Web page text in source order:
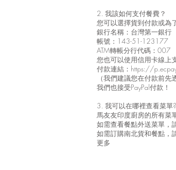
2. 我該如何支付餐費？
您可以選擇貨到付款或為
銀行名稱：台灣第一銀行
帳號：143-51-123177
ATM轉帳分行代碼：007
您也可以使用信用卡線上
付款連結： https://
（我們建議您在付款前
我們也接受PayPal付款！
3. 我可以在哪裡查看菜單
馬友友印度廚房的所有菜
如需查看餐點外送菜單，
如需訂購南北貨和餐點，
更多